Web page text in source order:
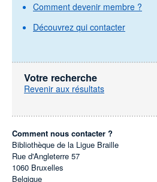
Comment devenir membre ?
Découvrez qui contacter
Votre recherche
Revenir aux résultats
Comment nous contacter ?
Bibliothèque de la Ligue Braille
Rue d'Angleterre 57
1060 Bruxelles
Belgique